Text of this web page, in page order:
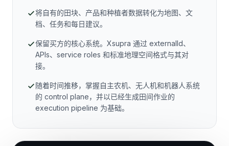
将自有的田块、产品和种植者数据转化为地图、文
档、任务和每日建议。
保留买方的核心系统。Xsupra 通过 externalId、
APIs、service roles 和标准地理空间格式与其对
接。
随着时间推移，掌握自主农机、无人机和机器人系统
的 control plane，并以已经生成田间作业的
execution pipeline 为基础。